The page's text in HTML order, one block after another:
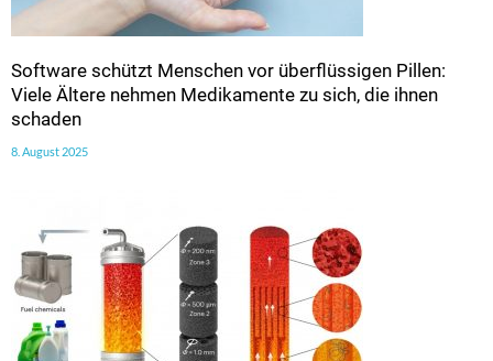
Software schützt Menschen vor überflüssigen Pillen:
Viele Ältere nehmen Medikamente zu sich, die ihnen
schaden
8. August 2025